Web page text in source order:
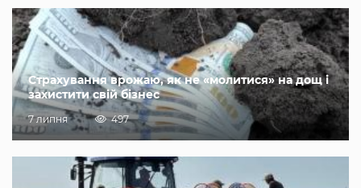
Страхування врожаю, як не «молитися» на дощ і
захистити свій бізнес
7 липня 497